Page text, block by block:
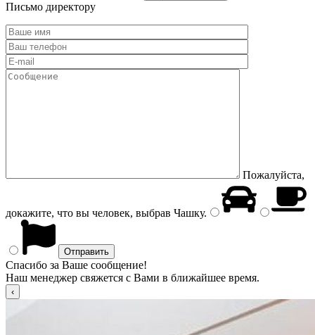
Письмо директору
Пожалуйста,
докажите, что вы человек, выбрав Чашку.
Спасибо за Ваше сообщение!
Наш менеджер свяжется с Вами в ближайшее время.